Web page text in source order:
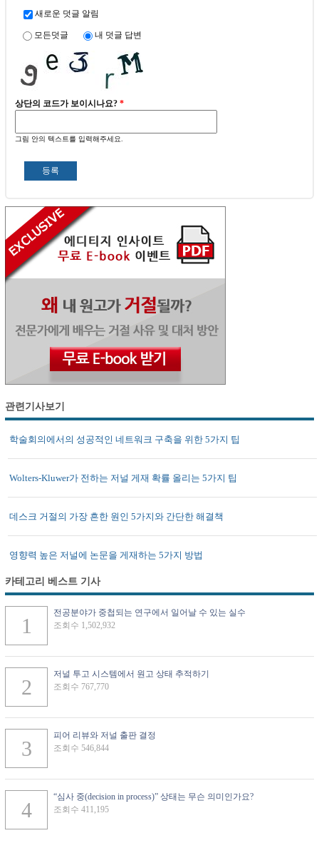
새로운 덧글 알림
모든덧글 내 덧글 답변
상단의 코드가 보이시나요? *
그림 안의 텍스트를 입력해주세요.
관련기사보기
학술회의에서의 성공적인 네트워크 구축을 위한 5가지 팁
Wolters-Kluwer가 전하는 저널 게재 확률 올리는 5가지 팁
데스크 거절의 가장 흔한 원인 5가지와 간단한 해결책
영향력 높은 저널에 논문을 게재하는 5가지 방법
카테고리 베스트 기사
전공분야가 중첩되는 연구에서 일어날 수 있는 실수
조회수 1,502,932
저널 투고 시스템에서 원고 상태 추적하기
조회수 767,770
피어 리뷰와 저널 출판 결정
조회수 546,844
“심사 중(decision in process)” 상태는 무슨 의미인가요?
조회수 411,195